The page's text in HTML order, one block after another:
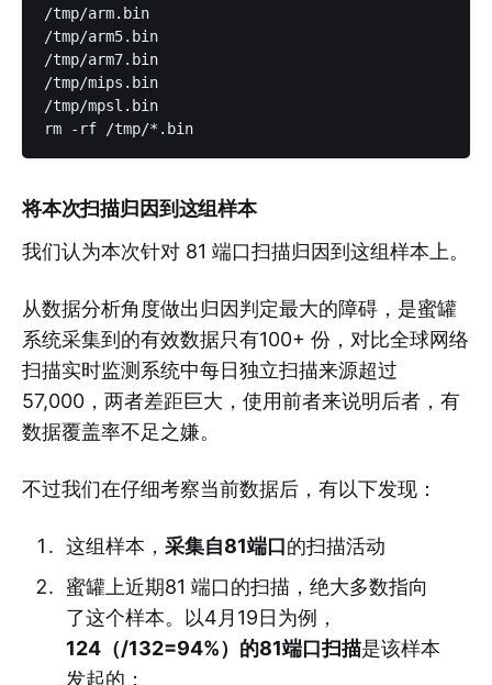
/tmp/arm.bin
/tmp/arm5.bin
/tmp/arm7.bin
/tmp/mips.bin
/tmp/mpsl.bin
将本次扫描归因到这组样本
我们认为本次针对 81 端口扫描归因到这组样本上。
从数据分析角度做出归因判定最大的障碍，是蜜罐
系统采集到的有效数据只有100+ 份，对比全球网络
扫描实时监测系统中每日独立扫描来源超过
57,000，两者差距巨大，使用前者来说明后者，有
数据覆盖率不足之嫌。
不过我们在仔细考察当前数据后，有以下发现：
这组样本， 采集自81端口的扫描活动
蜜罐上近期81 端口的扫描，绝大多数指向
了这个样本。以4月19日为例，
124（/132=94%）的81端口扫描是该样本
发起的；